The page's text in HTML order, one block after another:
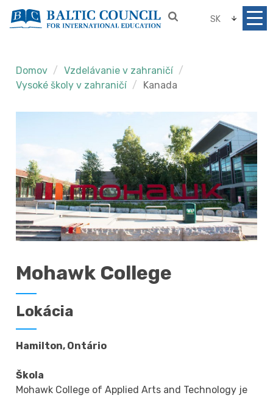
SK
Domov
Vzdelávanie v zahraničí
Vysoké školy v zahraničí
Kanada
Mohawk College
Lokácia
Hamilton, Ontário
Škola
Mohawk College of Applied Arts and Technology je